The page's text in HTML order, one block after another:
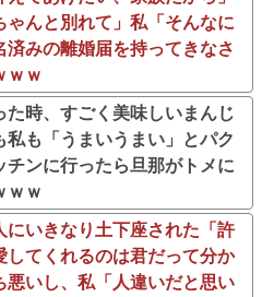
んと別れて」私「そんなに
みの離婚届を持ってきなさ
ｗｗ
た時、すごく美味しいまんじ
私も「うまいうまい」とパク
ンに行ったら旦那がトメに
ｗｗ
にいきなり土下座された「許
してくれるのは君だって分か
悪いし、私「人違いだと思い